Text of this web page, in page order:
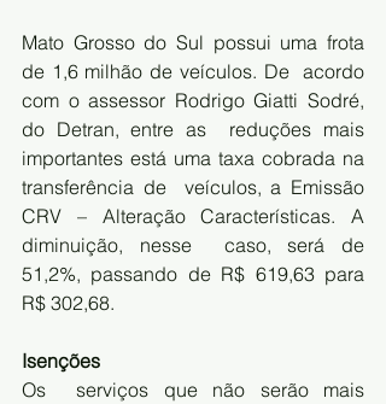
Mato Grosso do Sul possui uma frota
de 1,6 milhão de veículos. De  acordo
com o assessor Rodrigo Giatti Sodré,
do Detran, entre as  reduções mais
importantes está uma taxa cobrada na
transferência de  veículos, a Emissão
CRV – Alteração Características. A
diminuição, nesse  caso, será de
51,2%, passando de R$ 619,63 para
R$ 302,68.
Isenções
Os  serviços que não serão mais